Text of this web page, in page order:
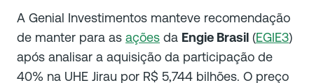
A Genial Investimentos manteve recomendação
de manter para as ações da Engie Brasil (EGIE3)
após analisar a aquisição da participação de
40% na UHE Jirau por R$ 5,744 bilhões. O preço